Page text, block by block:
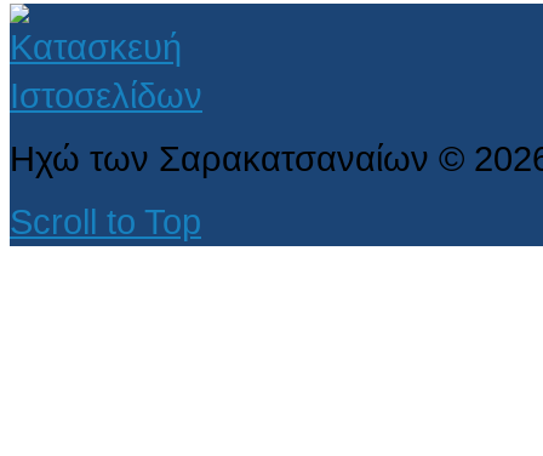
Ηχώ των Σαρακατσαναίων ©
Scroll to Top